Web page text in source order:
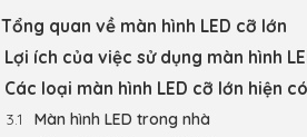
Tổng quan về màn hình LED cỡ lớn
Lợi ích của việc sử dụng màn hình
Các loại màn hình LED cỡ lớn hiện
Màn hình LED trong nhà